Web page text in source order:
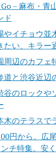
– 麻布・青
ド
やイチョウ並
たい、キラー
周辺のカフェ
道と渋谷近辺
谷のロックや
木のテラスで
円から。広
チ特集。安